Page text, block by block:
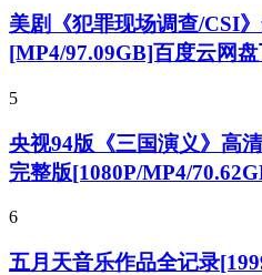
美剧《犯罪现场调查/CSI
[MP4/97.09GB]百度云网
5
央视94版《三国演义》高
完整版[1080P/MP4/
6
五月天音乐作品全记录